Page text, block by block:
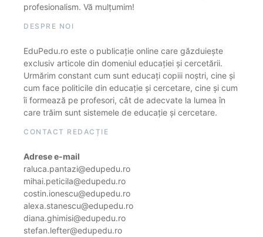
profesionalism. Vă mulțumim!
DESPRE NOI
EduPedu.ro este o publicație online care găzduiește
exclusiv articole din domeniul educației și cercetării.
Urmărim constant cum sunt educați copiii noștri, cine și
cum face politicile din educație și cercetare, cine și cum
îi formează pe profesori, cât de adecvate la lumea în
care trăim sunt sistemele de educație și cercetare.
CONTACT REDACȚIE
Adrese e-mail
raluca.pantazi@edupedu.ro
mihai.peticila@edupedu.ro
costin.ionescu@edupedu.ro
alexa.stanescu@edupedu.ro
diana.ghimisi@edupedu.ro
stefan.lefter@edupedu.ro